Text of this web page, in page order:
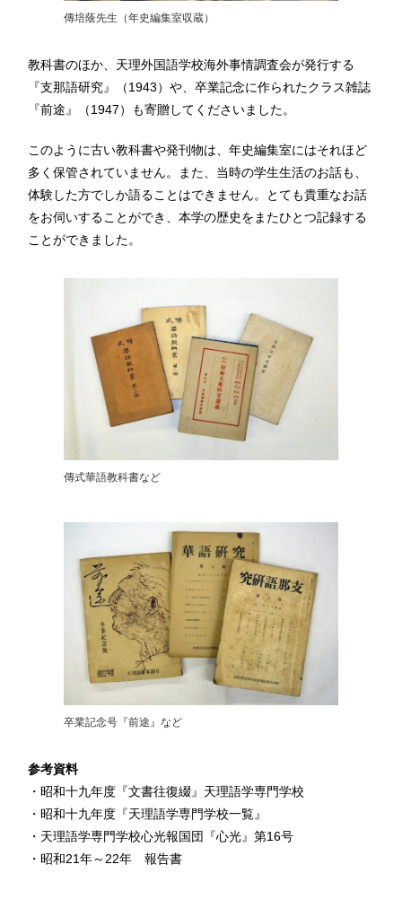
傳培蔭先生（年史編集室収蔵）
教科書のほか、天理外国語学校海外事情調査会が発行する
『支那語研究』（1943）や、卒業記念に作られたクラス雑誌
『前途』（1947）も寄贈してくださいました。
このように古い教科書や発刊物は、年史編集室にはそれほど
多く保管されていません。また、当時の学生生活のお話も、
体験した方でしか語ることはできません。とても貴重なお話
をお伺いすることができ、本学の歴史をまたひとつ記録する
ことができました。
傳式華語教科書など
卒業記念号『前途』など
参考資料
・昭和十九年度『文書往復綴』天理語学専門学校
・昭和十九年度『天理語学専門学校一覧』
・天理語学専門学校心光報国団『心光』第16号
・昭和21年～22年 報告書